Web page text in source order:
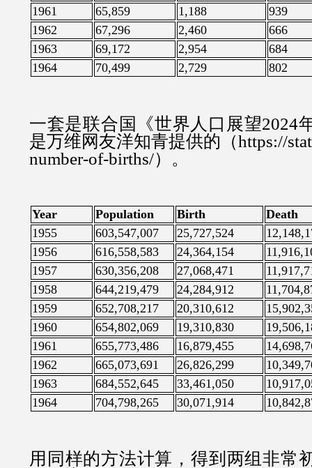
1961
65,859 1,188
939
1962
67,296 2,460
666
1963
69,172 2,954
684
1964
70,499 2,729 802
一套是联合国《世界人口展望2024
是万维网友洋知青提供的（https://
number-of-births/）。
Year Population Birth
Death
1955
603,547,007 25,727,524
1956
616,558,583 24,364,154
1957
630,356,208 27,068,471
1958
644,219,479 24,284,912
1959
652,708,217 20,310,612
1960
654,802,069 19,310,830
1961
655,773,486 16,879,455
1962
665,073,691 26,826,299
1963
684,552,645 33,461,050
1964
704,798,265 30,071,914
用同样的方法计算，得到两组非常